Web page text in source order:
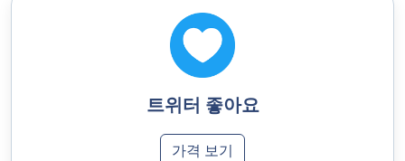
트위터 좋아요
가격 보기